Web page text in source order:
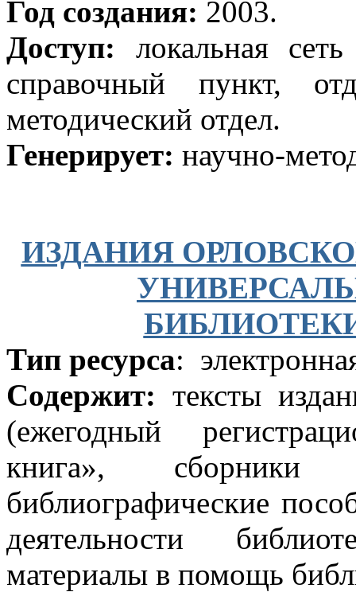
Год создания: 2003.
Доступ: локальная
справочный пункт,
методический отдел.
Генерирует: научно-
ИЗДАНИЯ
Тип ресурса:
Содержит: тексты
(ежегодный
книга», сборники
библиографические
деятельности
материалы в помощь